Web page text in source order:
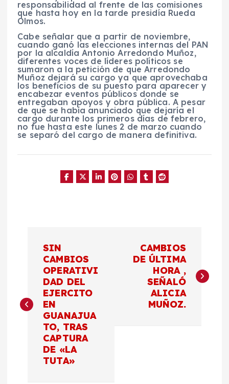
responsabilidad al frente de las comisiones
que hasta hoy en la tarde presidía Rueda
Olmos.
Cabe señalar que a partir de noviembre,
cuando ganó las elecciones internas del PAN
por la alcaldía Antonio Arredondo Muñoz,
diferentes voces de líderes políticos se
sumaron a la petición de que Arredondo
Muñoz dejará su cargo ya que aprovechaba
los beneficios de su puesto para aparecer y
encabezar eventos públicos donde se
entregaban apoyos y obra pública. A pesar
de que se había anunciado que dejaría el
cargo durante los primeros días de febrero,
no fue hasta este lunes 2 de marzo cuando
se separó del cargo de manera definitiva.
e
SIN
CAMBIOS
OPERATIVI
DAD DEL
EJERCITO
EN
GUANAJUA
TO, TRAS
CAPTURA
DE «LA
TUTA»
CAMBIOS
DE ÚLTIMA
HORA ,
SEÑALÓ
ALICIA
MUÑOZ.